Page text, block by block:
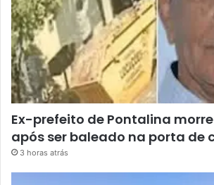
Ex-prefeito de Pontalina
após ser baleado na porta de
3 horas atrás